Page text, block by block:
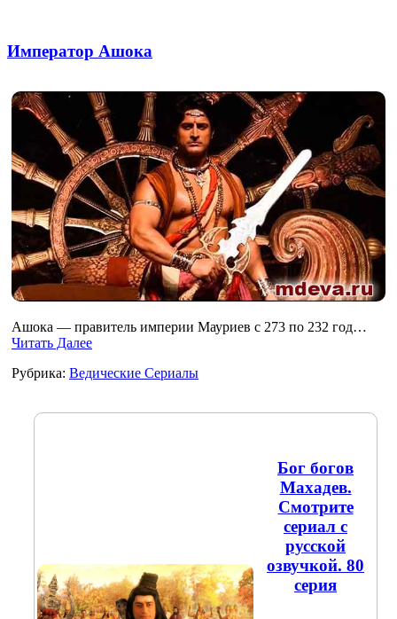
Император Ашока
Ашока — правитель империи Мауриев с 273 по 232 год…
Читать Далее
Рубрика: Ведические Сериалы
Бог богов
Махадев.
Смотрите
сериал с
русской
озвучкой. 80
серия